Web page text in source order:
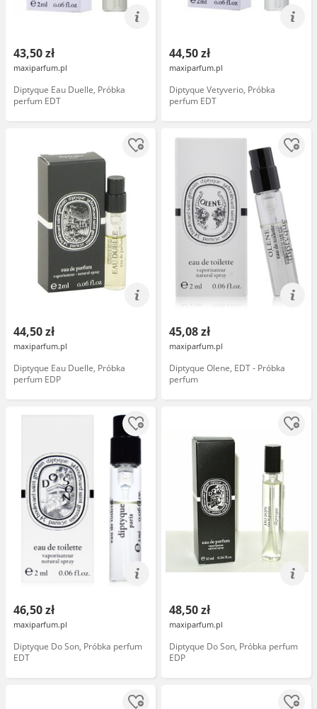
43,50 zł
maxiparfum.pl
Diptyque Eau Duelle, Próbka
perfum EDT
44,50 zł
maxiparfum.pl
Diptyque Vetyverio, Próbka
perfum EDT
44,50 zł
maxiparfum.pl
Diptyque Eau Duelle, Próbka
perfum EDP
45,08 zł
maxiparfum.pl
Diptyque Olene, EDT - Próbka
perfum
46,50 zł
maxiparfum.pl
Diptyque Do Son, Próbka perfum
EDT
48,50 zł
maxiparfum.pl
Diptyque Do Son, Próbka perfum
EDP